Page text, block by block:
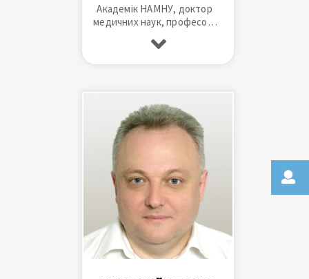
Академік НАМНУ, доктор
медичних наук, професор,
завідувач кафедри
травматології та
техніки України, член Ради
професорів лікарні ім. І.І.
Мечникова.